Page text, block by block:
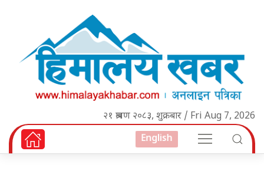
२१ श्रावण २०८३, शुक्रबार / Fri Aug 7, 2026
English